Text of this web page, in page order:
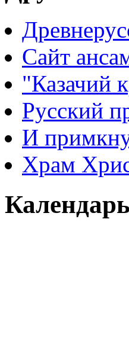
Сайт
"Казачий
Русский
И
Храм
Календарь